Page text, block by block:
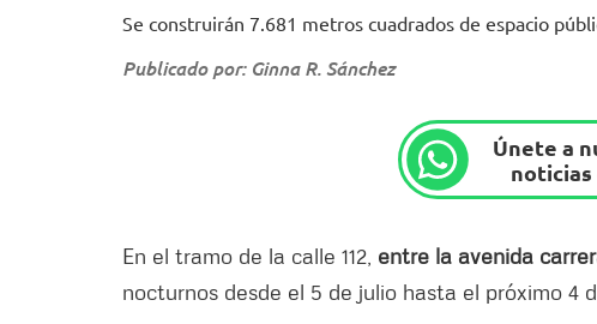
Se construirán 7.681 metros cuadrados de espacio
Publicado por: Ginna R. Sánchez
Únete a
noticias
En el tramo de la calle 112, entre la avenida
nocturnos desde el 5 de julio hasta el próximo 4